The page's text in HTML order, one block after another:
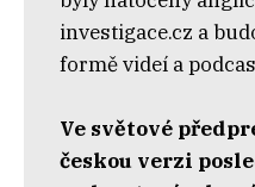
investigace.cz a
formě videí a
Ve světové
českou verzi